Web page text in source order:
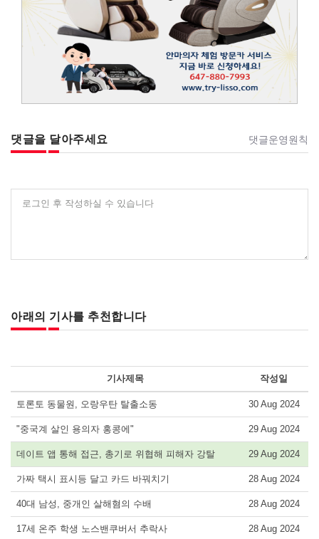
댓글을 달아주세요 댓글운영원칙
로그인 후 작성하실 수 있습니다
아래의 기사를 추천합니다
기사제목 작성일
토론토 동물원, 오랑우탄 탈출소동 30 Aug 2024
"중국계 살인 용의자 홍콩에" 29 Aug 2024
데이트 앱 통해 접근, 총기로 위협해 피해자 강탈 29 Aug 2024
가짜 택시 표시등 달고 카드 바꿔치기 28 Aug 2024
40대 남성, 중개인 살해혐의 수배 28 Aug 2024
17세 온주 학생 노스밴쿠버서 추락사 28 Aug 2024